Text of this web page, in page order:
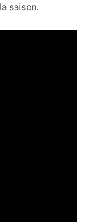
saison.